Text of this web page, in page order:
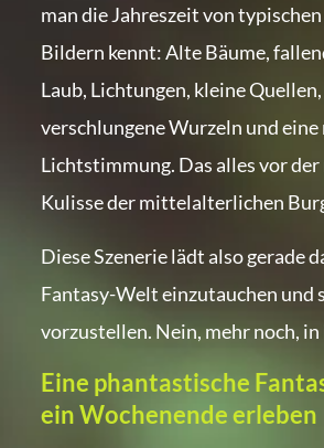
man die Jahreszeit von
Bildern kennt: Alte Bäume,
Laub, Lichtungen, kleine
verschlungene Wurzeln und
Lichtstimmung. Das alles vor
Kulisse der mittelalterlichen
Diese Szenerie lädt also gerade
Fantasy-Welt einzutauchen und
vorzustellen. Nein, mehr noch,
Eine phantastische
ein Wochenende erleben